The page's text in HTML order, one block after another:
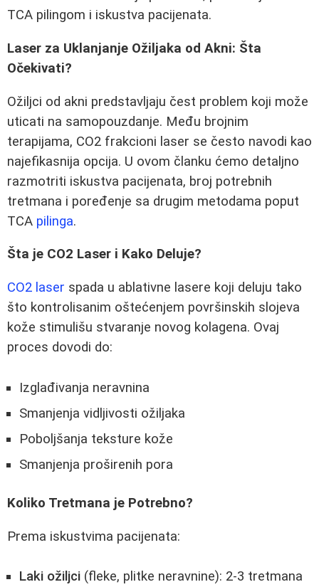
TCA pilingom i iskustva pacijenata.
Laser za Uklanjanje Ožiljaka od Akni: Šta
Očekivati?
Ožiljci od akni predstavljaju čest problem koji može
uticati na samopouzdanje. Među brojnim
terapijama, CO2 frakcioni laser se često navodi kao
najefikasnija opcija. U ovom članku ćemo detaljno
razmotriti iskustva pacijenata, broj potrebnih
tretmana i poređenje sa drugim metodama poput
TCA pilinga.
Šta je CO2 Laser i Kako Deluje?
CO2 laser spada u ablativne lasere koji deluju tako
što kontrolisanim oštećenjem površinskih slojeva
kože stimulišu stvaranje novog kolagena. Ovaj
proces dovodi do:
Izglađivanja neravnina
Smanjenja vidljivosti ožiljaka
Poboljšanja teksture kože
Smanjenja proširenih pora
Koliko Tretmana je Potrebno?
Prema iskustvima pacijenata:
Laki ožiljci (fleke, plitke neravnine): 2-3 tretmana